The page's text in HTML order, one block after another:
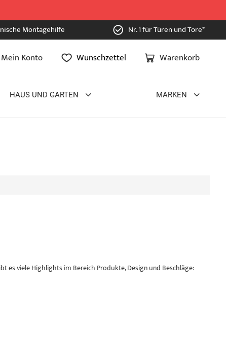
Montagehilfe Nr. 1 für Türen und Tore*
Warenkorb
Mein Konto Wunschzettel
HAUS UND GARTEN MARKEN
es viele Highlights im Bereich Produkte, Design und Beschläge: